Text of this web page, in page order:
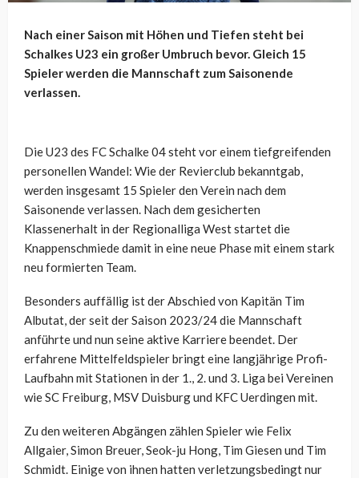
Nach einer Saison mit Höhen und Tiefen steht bei
Schalkes U23 ein großer Umbruch bevor. Gleich 15
Spieler werden die Mannschaft zum Saisonende
verlassen.
Die U23 des FC Schalke 04 steht vor einem tiefgreifenden
personellen Wandel: Wie der Revierclub bekanntgab,
werden insgesamt 15 Spieler den Verein nach dem
Saisonende verlassen. Nach dem gesicherten
Klassenerhalt in der Regionalliga West startet die
Knappenschmiede damit in eine neue Phase mit einem stark
neu formierten Team.
Besonders auffällig ist der Abschied von Kapitän Tim
Albutat, der seit der Saison 2023/24 die Mannschaft
anführte und nun seine aktive Karriere beendet. Der
erfahrene Mittelfeldspieler bringt eine langjährige Profi-
Laufbahn mit Stationen in der 1., 2. und 3. Liga bei Vereinen
wie SC Freiburg, MSV Duisburg und KFC Uerdingen mit.
Zu den weiteren Abgängen zählen Spieler wie Felix
Allgaier, Simon Breuer, Seok-ju Hong, Tim Giesen und Tim
Schmidt. Einige von ihnen hatten verletzungsbedingt nur